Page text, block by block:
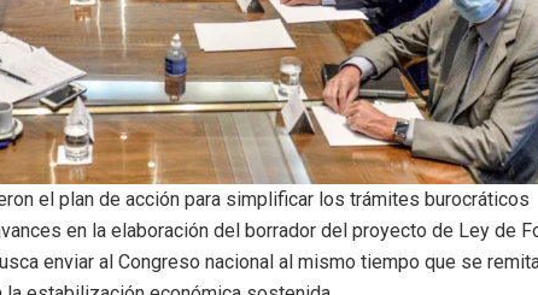
el plan de acción para simplificar los trámites burocráticos
en la elaboración del borrador del proyecto de Ley de
enviar al Congreso nacional al mismo tiempo que se